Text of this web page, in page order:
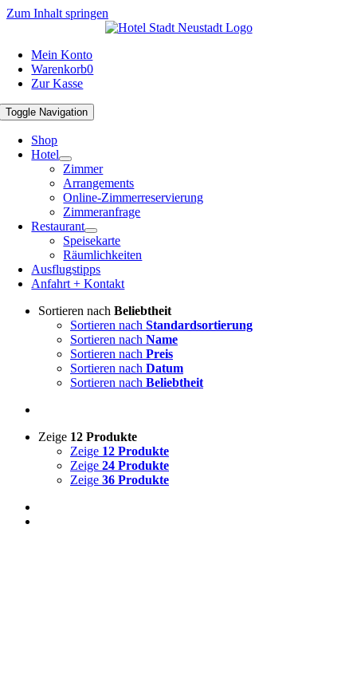
Zum Inhalt springen
Mein Konto
Warenkorb0
Zur Kasse
Toggle Navigation
Shop
Hotel
Zimmer
Arrangements
Online-Zimmerreservierung
Zimmeranfrage
Restaurant
Speisekarte
Räumlichkeiten
Ausflugstipps
Anfahrt + Kontakt
Sortieren nach Beliebtheit
Sortieren nach Standardsortierung
Sortieren nach Name
Sortieren nach Preis
Sortieren nach Datum
Sortieren nach Beliebtheit
Zeige 12 Produkte
Zeige 12 Produkte
Zeige 24 Produkte
Zeige 36 Produkte